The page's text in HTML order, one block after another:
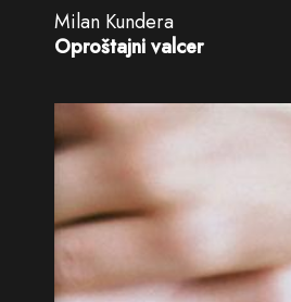
Milan Kundera
Oproštajni valcer